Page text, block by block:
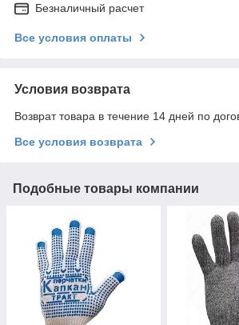
Безналичный расчет
Все условия оплаты
Условия возврата
Возврат товара в течение 14 дней по
Все условия возврата
Подобные товары компании